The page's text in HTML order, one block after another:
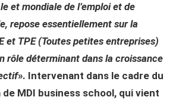
et mondiale de l’emploi et de
repose essentiellement sur la
et TPE (Toutes petites entreprises)
rôle déterminant dans la croissance
». Intervenant dans le cadre du
de MDI business school, qui vient